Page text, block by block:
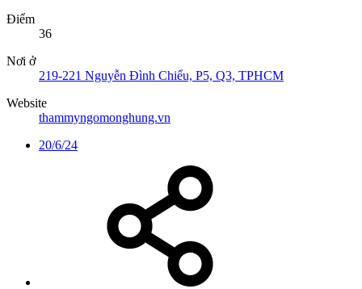
Điểm
36
Nơi ở
219-221 Nguyễn Đình Chiểu, P5, Q3, TPHCM
Website
thammyngomonghung.vn
20/6/24